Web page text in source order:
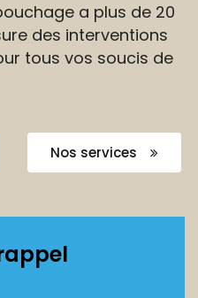
a plus de 20
des interventions
tous vos soucis de
Nos services